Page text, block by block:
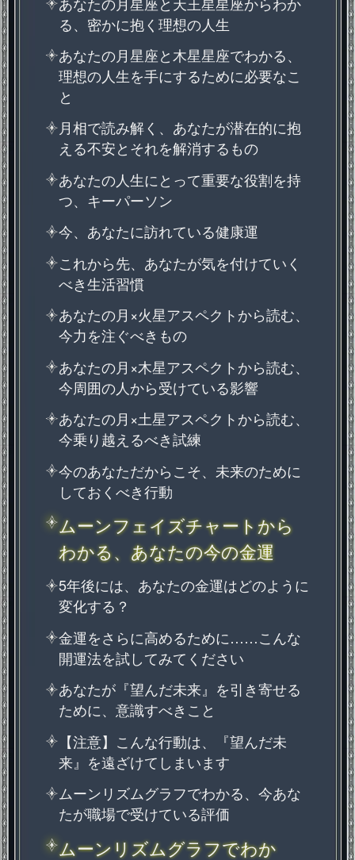
る、密かに抱く理想の人生
あなたの月星座と木星星座でわかる、
理想の人生を手にするために必要なこ
と
月相で読み解く、あなたが潜在的に抱
える不安とそれを解消するもの
あなたの人生にとって重要な役割を持
つ、キーパーソン
今、あなたに訪れている健康運
これから先、あなたが気を付けていく
べき生活習慣
あなたの月×火星アスペクトから読む、
今力を注ぐべきもの
あなたの月×木星アスペクトから読む、
今周囲の人から受けている影響
あなたの月×土星アスペクトから読む、
今乗り越えるべき試練
今のあなただからこそ、未来のために
しておくべき行動
ムーンフェイズチャートから
わかる、あなたの今の金運
5年後には、あなたの金運はどのように
変化する？
金運をさらに高めるために……こんな
開運法を試してみてください
あなたが『望んだ未来』を引き寄せる
ために、意識すべきこと
【注意】こんな行動は、『望んだ未
来』を遠ざけてしまいます
ムーンリズムグラフでわかる、今あな
たが職場で受けている評価
ムーンリズムグラフでわか